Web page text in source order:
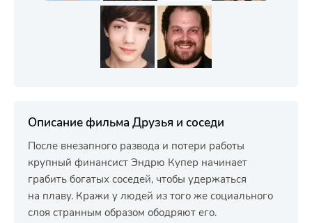
Описание фильма Друзья и соседи
После внезапного развода и потери работы
крупный финансист Эндрю Купер начинает
грабить богатых соседей, чтобы удержаться
на плаву. Кражи у людей из того же социального
слоя странным образом ободряют его.